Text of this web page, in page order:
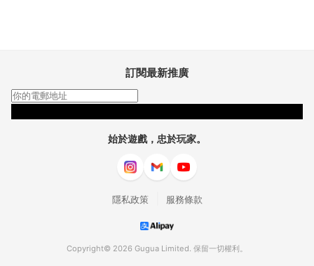
始於遊戲，忠於玩家。
隱私政策 服務條款
Copyright© 2026 Gugua Limited. 保留一切權利。
訂閱最新推廣